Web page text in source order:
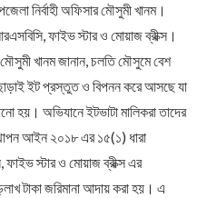
নির্বাহী অফিসার মৌসুমী খানম।
ফাইভ স্টার ও মোয়াজ ব্রীক্স।
মৌসুমী খানম জানান, চলতি মৌসুমে বেশ
ইট প্রস্তুত ও বিপনন করে আসছে যা
হয়। অভিযানে ইটভাটা মালিকরা তাদের
আইন ২০১৮ এর ১৫(১) ধারা
ফাইভ স্টার ও মোয়াজ ব্রীক্স এর
টাকা জরিমানা আদায় করা হয়। এ